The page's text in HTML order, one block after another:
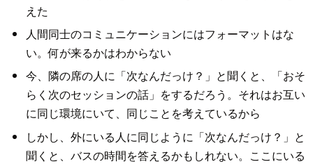
えた
人間同士のコミュニケーションにはフォーマットはな
い。何が来るかはわからない
今、隣の席の人に「次なんだっけ？」と聞くと、「おそ
らく次のセッションの話」をするだろう。それはお互い
に同じ環境にいて、同じことを考えているから
しかし、外にいる人に同じように「次なんだっけ？」と
聞くと、バスの時間を答えるかもしれない。ここにいる